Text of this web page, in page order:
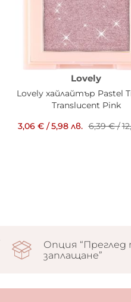
Lovely
Lovely хайлайтър Pastel
Translucent Pink
3,06 €/5,98 лв. 6,39 €/
Опция “Преглед
заплащане”